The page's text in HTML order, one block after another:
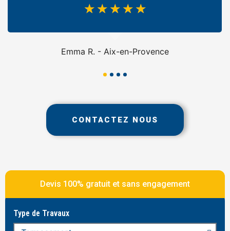
Emma R. - Aix-en-Provence
☆ ☆ ☆ ☆ ☆
CONTACTEZ NOUS
Devis 100% gratuit et sans engagement
Type de Travaux